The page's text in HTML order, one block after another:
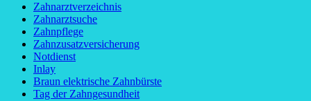
Zahnarztverzeichnis
Zahnarztsuche
Zahnpflege
Zahnzusatzversicherung
Notdienst
Inlay
Braun elektrische Zahnbürste
Tag der Zahngesundheit